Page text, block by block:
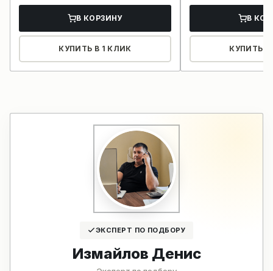
В КОРЗИНУ
КУПИТЬ В 1 КЛИК
В
КУПИТЬ В
ЭКСПЕРТ ПО ПОДБОРУ
Измайлов Денис